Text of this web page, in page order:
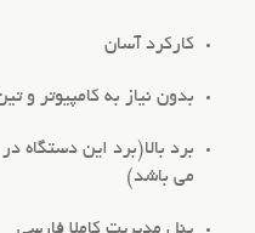
کارکرد آسان
بدون نیاز به کامپیوتر و
می باشد)